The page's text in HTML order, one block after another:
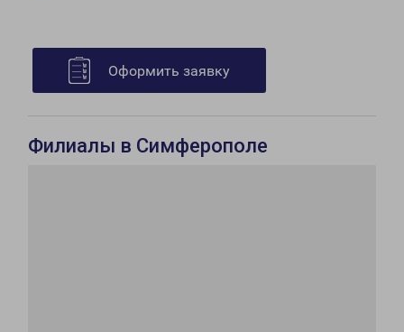
Оформить заявку
Филиалы в Симферополе